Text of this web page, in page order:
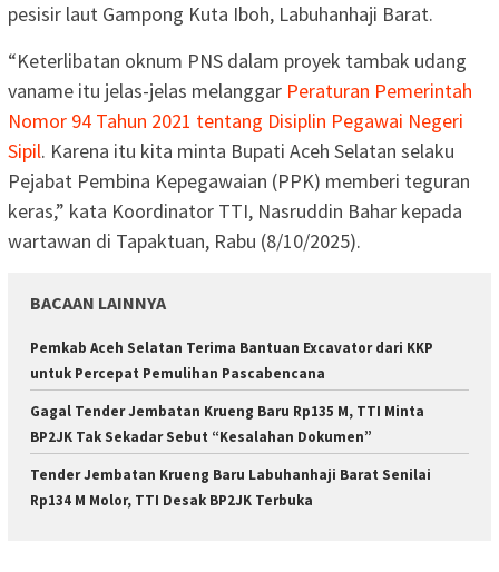
pesisir laut Gampong Kuta Iboh, Labuhanhaji Barat.
“Keterlibatan oknum PNS dalam proyek tambak udang
vaname itu jelas-jelas melanggar Peraturan Pemerintah
Nomor 94 Tahun 2021 tentang Disiplin Pegawai Negeri
Sipil. Karena itu kita minta Bupati Aceh Selatan selaku
Pejabat Pembina Kepegawaian (PPK) memberi teguran
keras,” kata Koordinator TTI, Nasruddin Bahar kepada
wartawan di Tapaktuan, Rabu (8/10/2025).
BACAAN LAINNYA
Pemkab Aceh Selatan Terima Bantuan Excavator dari KKP
untuk Percepat Pemulihan Pascabencana
Gagal Tender Jembatan Krueng Baru Rp135 M, TTI Minta
BP2JK Tak Sekadar Sebut “Kesalahan Dokumen”
Tender Jembatan Krueng Baru Labuhanhaji Barat Senilai
Rp134 M Molor, TTI Desak BP2JK Terbuka